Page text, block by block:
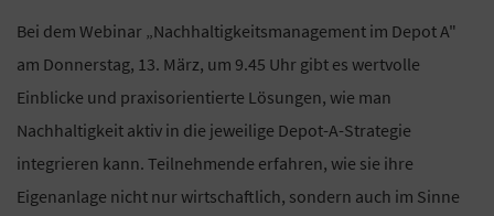
Bei dem Webinar „Nachhaltigkeitsmanagement im Depot A"
am Donnerstag, 13. März, um 9.45 Uhr gibt es wertvolle
Einblicke und praxisorientierte Lösungen, wie man
Nachhaltigkeit aktiv in die jeweilige Depot-A-Strategie
integrieren kann. Teilnehmende erfahren, wie sie ihre
Eigenanlage nicht nur wirtschaftlich, sondern auch im Sinne